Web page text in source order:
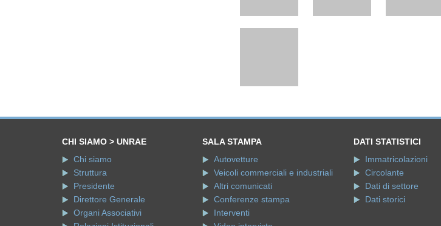
CHI SIAMO > UNRAE
Chi siamo
Struttura
Presidente
Direttore Generale
Organi Associativi
SALA STAMPA
Autovetture
Veicoli commerciali e industriali
Altri comunicati
Conferenze stampa
Interventi
DATI STATISTICI
Immatricolazioni
Circolante
Dati di settore
Dati storici